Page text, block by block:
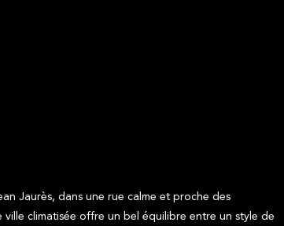
Jaurès, dans une rue calme et proche des
climatisée offre un bel équilibre entre un style de